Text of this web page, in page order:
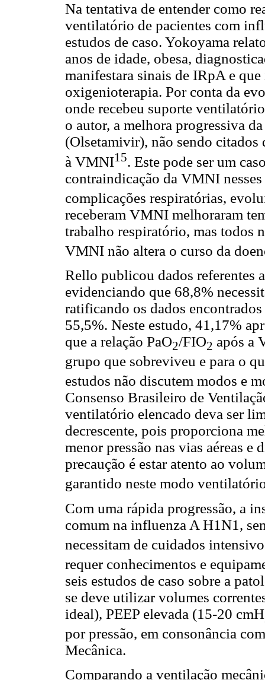
Na tentativa de entender como
ventilatório de pacientes com
estudos de caso. Yokoyama
anos de idade, obesa,
manifestara sinais de IRpA e
oxigenioterapia. Por conta da
onde recebeu suporte
o autor, a melhora progressiva
(Olsetamivir), não sendo citados
à VMNI15. Este pode ser um
contraindicação da VMNI
complicações respiratórias,
receberam VMNI melhoraram
trabalho respiratório, mas todos
VMNI não altera o curso da
Rello publicou dados referentes
evidenciando que 68,8%
ratificando os dados
55,5%. Neste estudo, 41,17%
que a relação PaO2/FIO2 após a
grupo que sobreviveu e para o
estudos não discutem modos e
Consenso Brasileiro de
ventilatório elencado deva ser
decrescente, pois proporciona
menor pressão nas vias aéreas
precaução é estar atento ao
garantido neste modo
Com uma rápida progressão, a
comum na influenza A H1N1,
necessitam de cuidados
requer conhecimentos e
seis estudos de caso sobre a
se deve utilizar volumes
ideal), PEEP elevada (15-20 cmH
por pressão, em consonância
Mecânica.
Comparando a ventilação